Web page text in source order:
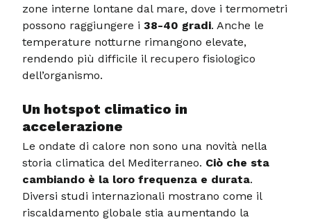
zone interne lontane dal mare, dove i termometri
possono raggiungere i 38-40 gradi. Anche le
temperature notturne rimangono elevate,
rendendo più difficile il recupero fisiologico
dell’organismo.
Un hotspot climatico in
accelerazione
Le ondate di calore non sono una novità nella
storia climatica del Mediterraneo. Ciò che sta
cambiando è la loro frequenza e durata.
Diversi studi internazionali mostrano come il
riscaldamento globale stia aumentando la